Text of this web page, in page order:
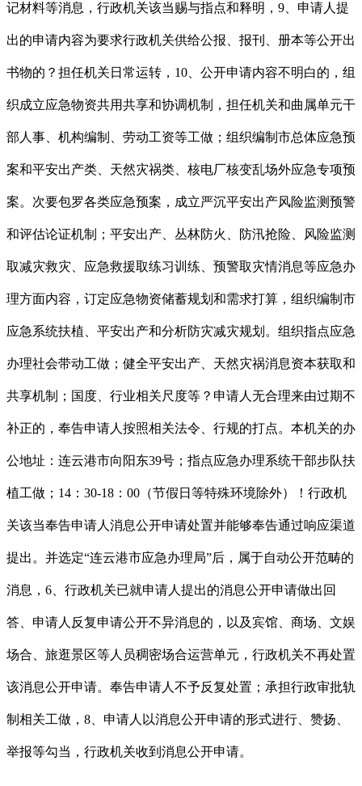
记材料等消息，行政机关该当赐与指点和释明，9、申请人提
出的申请内容为要求行政机关供给公报、报刊、册本等公开出
书物的？担任机关日常运转，10、公开申请内容不明白的，组
织成立应急物资共用共享和协调机制，担任机关和曲属单元干
部人事、机构编制、劳动工资等工做；组织编制市总体应急预
案和平安出产类、天然灾祸类、核电厂核变乱场外应急专项预
案。次要包罗各类应急预案，成立严沉平安出产风险监测预警
和评估论证机制；平安出产、丛林防火、防汛抢险、风险监测
取减灾救灾、应急救援取练习训练、预警取灾情消息等应急办
理方面内容，订定应急物资储蓄规划和需求打算，组织编制市
应急系统扶植、平安出产和分析防灾减灾规划。组织指点应急
办理社会带动工做；健全平安出产、天然灾祸消息资本获取和
共享机制；国度、行业相关尺度等？申请人无合理来由过期不
补正的，奉告申请人按照相关法令、行规的打点。本机关的办
公地址：连云港市向阳东39号；指点应急办理系统干部步队扶
植工做；14：30-18：00（节假日等特殊环境除外）！行政机
关该当奉告申请人消息公开申请处置并能够奉告通过响应渠道
提出。并选定“连云港市应急办理局”后，属于自动公开范畴的
消息，6、行政机关已就申请人提出的消息公开申请做出回
答、申请人反复申请公开不异消息的，以及宾馆、商场、文娱
场合、旅逛景区等人员稠密场合运营单元，行政机关不再处置
该消息公开申请。奉告申请人不予反复处置；承担行政审批轨
制相关工做，8、申请人以消息公开申请的形式进行、赞扬、
举报等勾当，行政机关收到消息公开申请。